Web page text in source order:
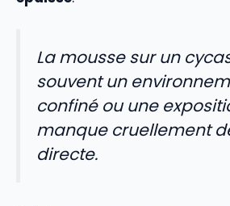
La mousse sur un
souvent un
confiné ou une
manque cruellement
directe.